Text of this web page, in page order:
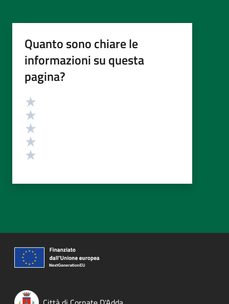
Quanto sono chiare le
informazioni su questa
pagina?
Valutazione